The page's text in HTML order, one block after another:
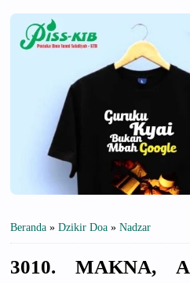
Beranda » Dzikir Doa » Nadzar
3010. MAKNA,